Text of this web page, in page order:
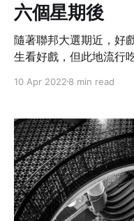
六個星期後
隨著聯邦大選期近，好
生看好戲，但此地流行
10 Apr 2022 8 min read